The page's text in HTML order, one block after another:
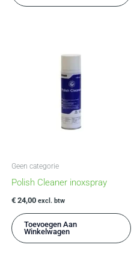
Geen categorie
Polish Cleaner inoxspray
€ 24,00 excl. btw
Toevoegen Aan
Winkelwagen